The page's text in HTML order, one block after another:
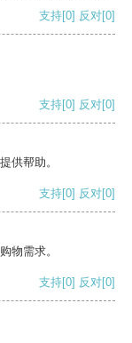
支持[0] 反对[0]
支持[0] 反对[0]
供帮助。
支持[0] 反对[0]
物需求。
支持[0] 反对[0]